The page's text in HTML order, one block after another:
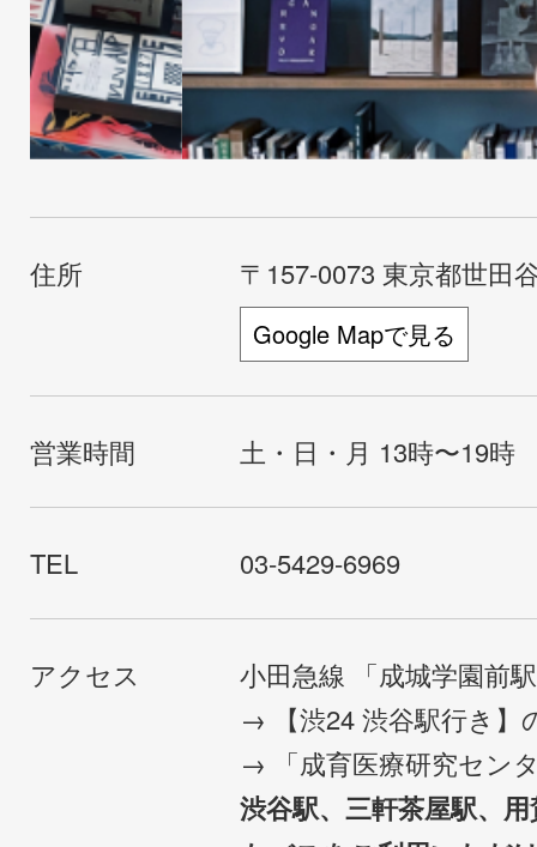
住所 〒157-0073 東京都世田
Google Mapで見る
営業時間 土・日・月 13時〜19時
TEL 03-5429-6969
アクセス
小田急線 「成城学園前
→ 【渋24 渋谷駅行き】
→ 「成育医療研究セン
渋谷駅、三軒茶屋駅、